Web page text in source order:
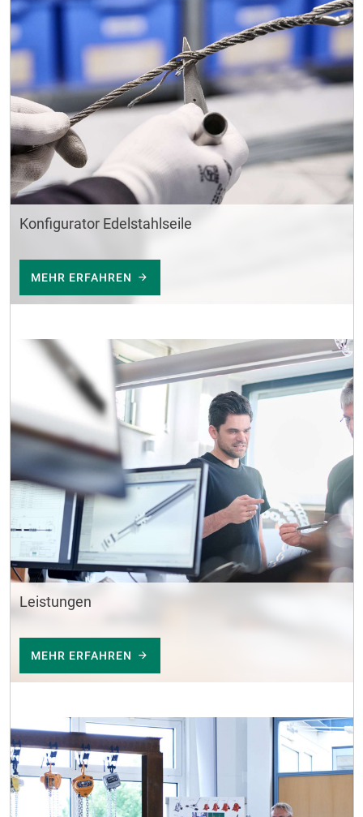
Konfigurator Edelstahlseile
MEHR ERFAHREN
Leistungen
MEHR ERFAHREN